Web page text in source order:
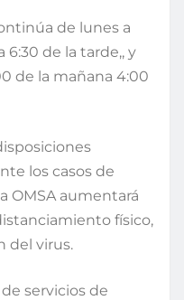
de lunes a
6:30 de la tarde,, y
de la mañana 4:00
los casos de
OMSA aumentará
físico,
del virus.
servicios de